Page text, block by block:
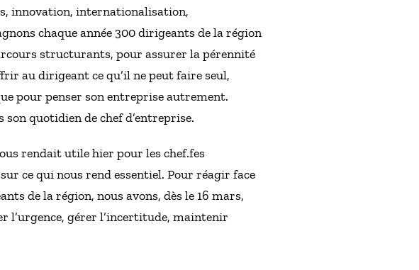
innovation, internationalisation,
chaque année 300 dirigeants de la région
structurants, pour assurer la pérennité
au dirigeant ce qu’il ne peut faire seul,
pour penser son entreprise autrement.
quotidien de chef d’entreprise.
rendait utile hier pour les chef.fes
ce qui nous rend essentiel. Pour réagir face
de la région, nous avons, dès le 16 mars,
l’urgence, gérer l’incertitude, maintenir